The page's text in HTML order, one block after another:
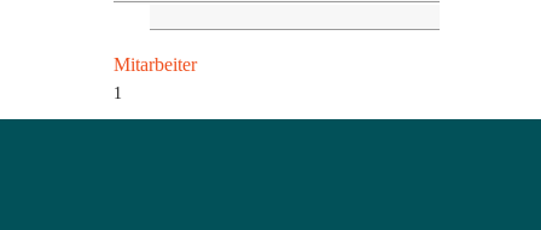
Mitarbeiter
1